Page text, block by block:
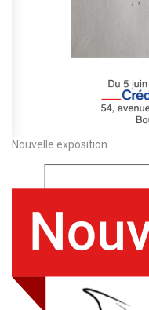
Nouvelle exposition